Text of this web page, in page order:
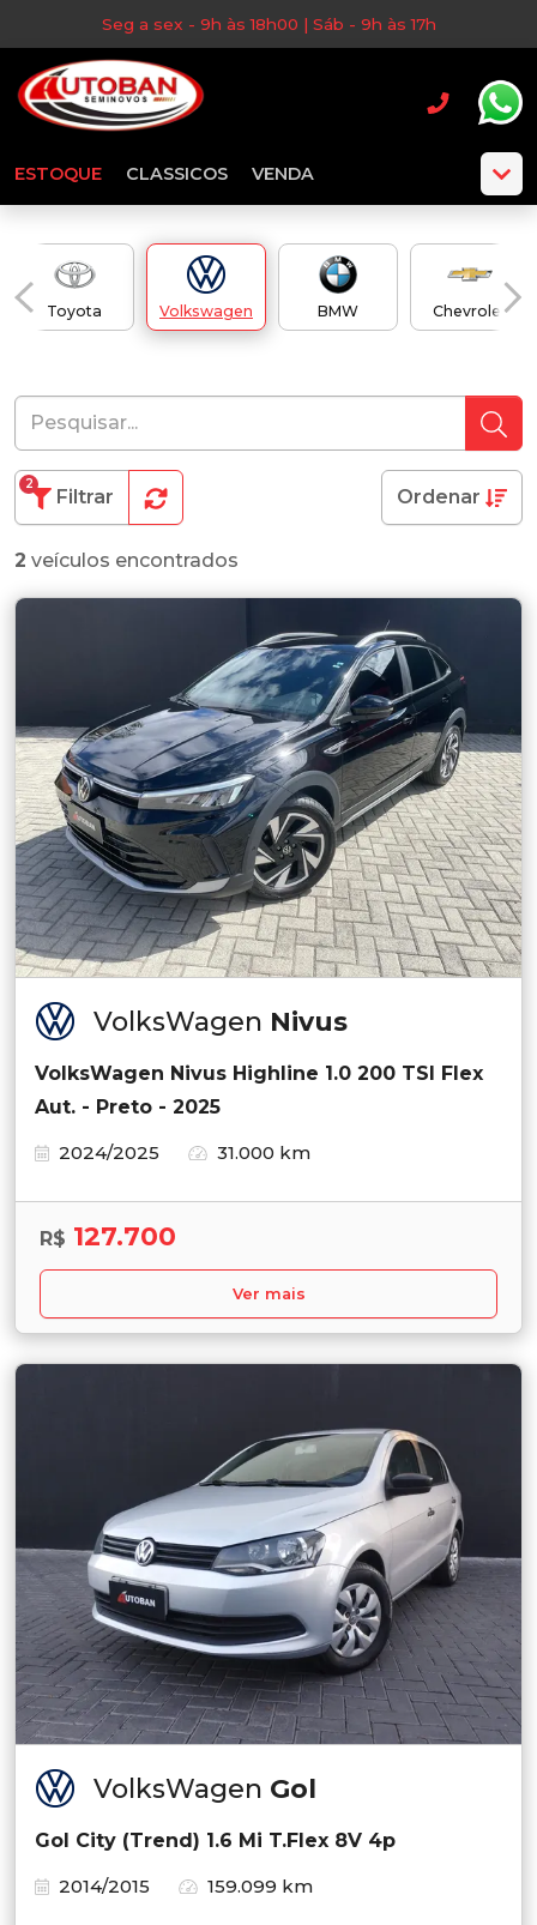
Seg a sex - 9h às 18h00 | Sáb - 9h às 17h
ESTOQUE CLASSICOS VENDA
Toyota Volkswagen BMW Chevrolet
Filtrar
2
Ordenar
2 veículos encontrados
VolksWagen Nivus
VolksWagen Nivus Highline 1.0 200 TSI Flex
Aut. - Preto - 2025
2024/2025
31.000 km
R$ 127.700
Ver mais
VolksWagen Gol
Gol City (Trend) 1.6 Mi T.Flex 8V 4p
2014/2015
159.099 km